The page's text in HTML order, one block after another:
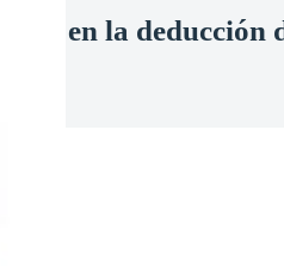
en la deducción